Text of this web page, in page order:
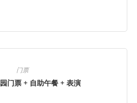
立即预订
门票
门票 + 自助午餐 + 表演